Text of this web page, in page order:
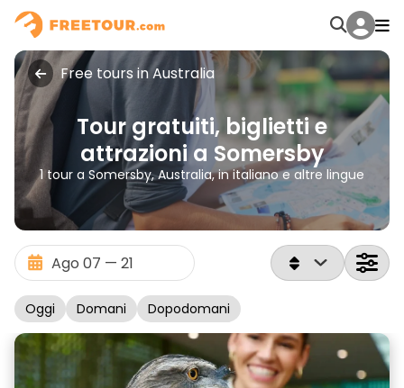
Free tours in Australia
Tour gratuiti, biglietti e
attrazioni a Somersby
1 tour a Somersby, Australia, in italiano e altre lingue
Oggi Domani Dopodomani